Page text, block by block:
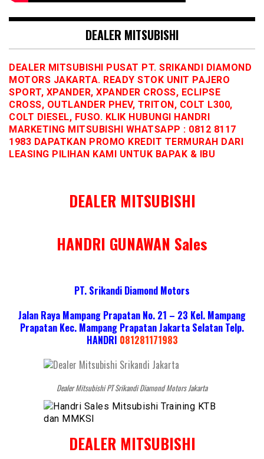
DEALER MITSUBISHI
DEALER MITSUBISHI PUSAT PT. SRIKANDI DIAMOND
MOTORS JAKARTA. READY STOK UNIT PAJERO
SPORT, XPANDER, XPANDER CROSS, ECLIPSE
CROSS, OUTLANDER PHEV, TRITON, COLT L300,
COLT DIESEL, FUSO. KLIK HUBUNGI HANDRI
MARKETING MITSUBISHI WHATSAPP : 0812 8117
1983 DAPATKAN PROMO KREDIT TERMURAH DARI
LEASING PILIHAN KAMI UNTUK BAPAK & IBU
DEALER MITSUBISHI
HANDRI GUNAWAN Sales
PT. Srikandi Diamond Motors
Jalan Raya Mampang Prapatan No. 21 – 23 Kel. Mampang
Prapatan Kec. Mampang Prapatan Jakarta Selatan Telp.
HANDRI 081281171983
Dealer Mitsubishi PT Srikandi Diamond Motors Jakarta
DEALER MITSUBISHI